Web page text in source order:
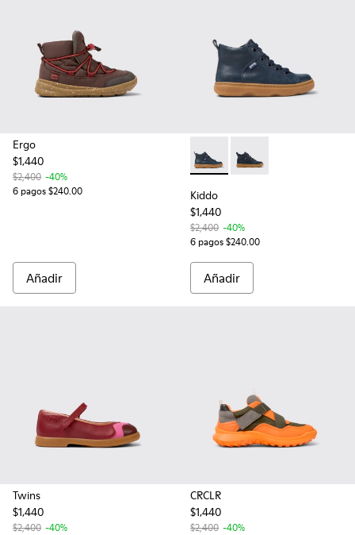
Ergo
$1,440
$2,400 -40%
6 pagos $240.00
Añadir
Kiddo - K900189-016 -
Kiddo - K900189-026
Kiddo
$1,440
$2,400 -40%
6 pagos $240.00
Añadir
Twins
$1,440
$2,400 -40%
CRCLR
$1,440
$2,400 -40%